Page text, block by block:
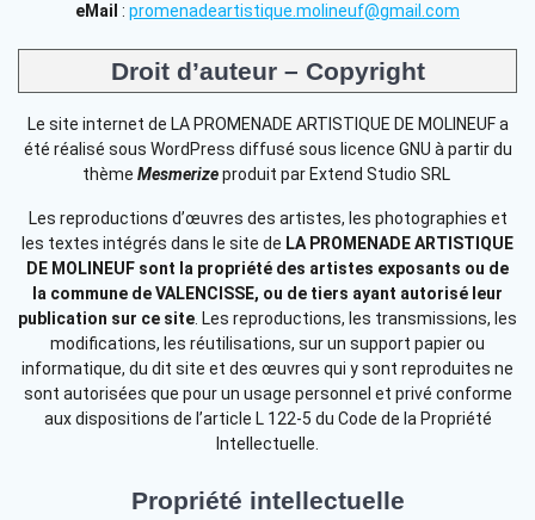
eMail : promenadeartistique.molineuf@gmail.com
Droit d’auteur – Copyright
Le site internet de LA PROMENADE ARTISTIQUE DE MOLINEUF a
été réalisé sous WordPress diffusé sous licence GNU à partir du
thème Mesmerizeproduit par Extend Studio SRL
Les reproductions d’œuvres des artistes, les photographies et
les textes intégrés dans le site de LA PROMENADE ARTISTIQUE
DE MOLINEUF sont la propriété des artistes exposants ou de
la commune de VALENCISSE, ou de tiers ayant autorisé leur
publication sur ce site. Les reproductions, les transmissions, les
modifications, les réutilisations, sur un support papier ou
informatique, du dit site et des œuvres qui y sont reproduites ne
sont autorisées que pour un usage personnel et privé conforme
aux dispositions de l’article L 122-5 du Code de la Propriété
Intellectuelle.
Propriété intellectuelle